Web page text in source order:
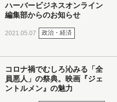
ハーバービジネスオンライン
編集部からのお知らせ
2021.05.07 政治・経済
コロナ禍でむしろ沁みる「全
員悪人」の祭典。映画『ジェ
ントルメン』の魅力